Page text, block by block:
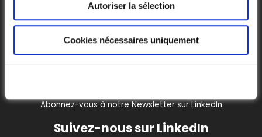
Autoriser la sélection
Cookies nécessaires uniquement
Abonnez-vous à notre Newsletter sur LinkedIn
Suivez-nous sur LinkedIn